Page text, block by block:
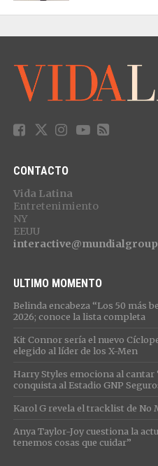
CONTACTO
Vida Latina
Entretenimiento
NY
EEUU
ULTIMO MOMENTO
Belinda encabeza “Los 50 más
2026; conoce la lista completa
Kit Connor sería el nuevo
elegido al líder de los X-Men
Harry Styles emociona al cantar
conquista al Estadio GNP
Karol G revela el tracklist de
Anya Taylor-Joy cuestiona la
tenemos cosas que cuidar”